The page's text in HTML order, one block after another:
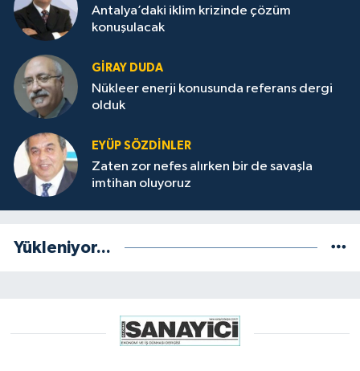
Antalya’daki iklim krizinde çözüm
konuşulacak
GİRAY DUDA
Nükleer enerji konusunda referans dergi
olduk
EYÜP SÖZDİNLER
Zaten zor nefes alırken bir de savaşla
imtihan oluyoruz
Yükleniyor...